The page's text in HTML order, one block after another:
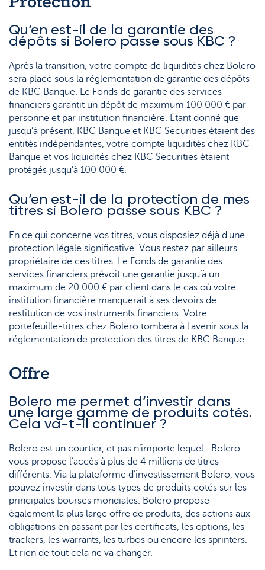
Qu’en est-il de la garantie des
dépôts si Bolero passe sous KBC ?
Après la transition, votre compte de liquidités chez Bolero
sera placé sous la réglementation de garantie des dépôts
de KBC Banque. Le Fonds de garantie des services
financiers garantit un dépôt de maximum 100 000 € par
personne et par institution financière. Étant donné que
jusqu’à présent, KBC Banque et KBC Securities étaient des
entités indépendantes, votre compte liquidités chez KBC
Banque et vos liquidités chez KBC Securities étaient
protégés jusqu’à 100 000 €.
Qu’en est-il de la protection de mes
titres si Bolero passe sous KBC ?
En ce qui concerne vos titres, vous disposiez déjà d'une
protection légale significative. Vous restez par ailleurs
propriétaire de ces titres. Le Fonds de garantie des
services financiers prévoit une garantie jusqu’à un
maximum de 20 000 € par client dans le cas où votre
institution financière manquerait à ses devoirs de
restitution de vos instruments financiers. Votre
portefeuille-titres chez Bolero tombera à l'avenir sous la
réglementation de protection des titres de KBC Banque.
Offre
Bolero me permet d’investir dans
une large gamme de produits cotés.
Cela va-t-il continuer ?
Bolero est un courtier, et pas n’importe lequel : Bolero
vous propose l’accès à plus de 4 millions de titres
différents. Via la plateforme d’investissement Bolero, vous
pouvez investir dans tous types de produits cotés sur les
principales bourses mondiales. Bolero propose
également la plus large offre de produits, des actions aux
obligations en passant par les certificats, les options, les
trackers, les warrants, les turbos ou encore les sprinters.
Et rien de tout cela ne va changer.